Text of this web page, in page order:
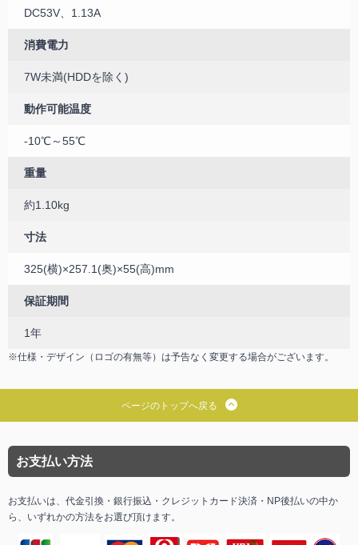
DC53V、1.13A
消費電力
7W未満(HDDを除く)
動作可能温度
-10℃～55℃
重量
約1.10kg
寸法
325(横)×257.1(奥)×55(高)mm
保証期間
1年
※仕様・デザイン（ロゴの有無等）は予告なく変更する場合がございます。
ページのトップへ戻る
お支払い方法
お支払いは、代金引換・銀行振込・クレジットカード決済・NP後払いの中か
ら、いずれかの方法をお選び頂けます。